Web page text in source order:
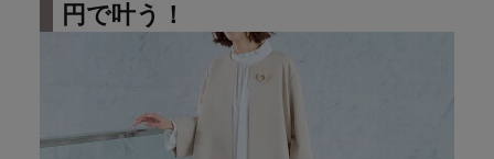
円で叶う！